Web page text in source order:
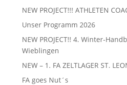
NEW PROJECT!!! ATHLETEN
Unser Programm 2026
NEW PROJECT!! 4. Winter-
Wieblingen
NEW – 1. FA ZELTLAGER ST.
FA goes Nut´s